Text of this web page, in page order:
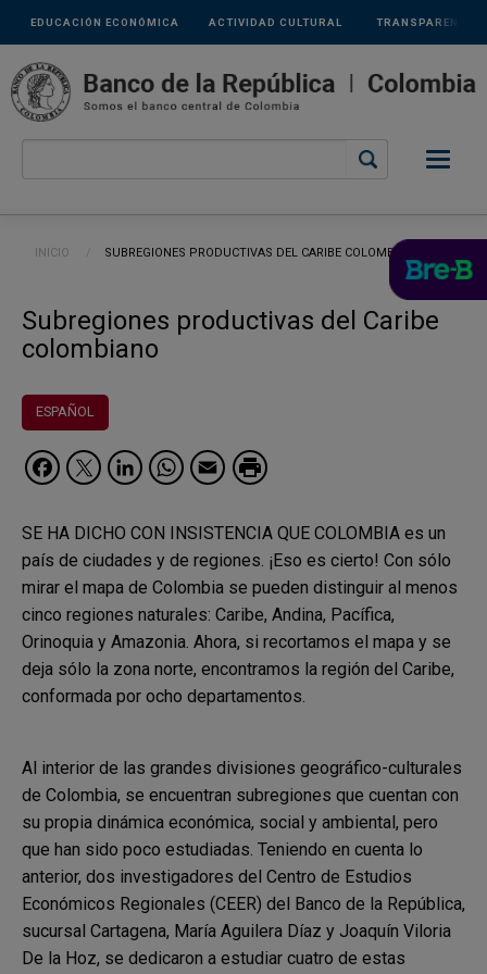
Pasar al contenido principal
Links
secundarios
ACTIVIDAD CULTURAL
EDUCACIÓN ECONÓMICA TRANSPARENCIA
Ruta de navegación
INICIO CURRENT:
SUBREGIONES PRODUCTIVAS DEL CARIBE COLOMBIANO
Subregiones productivas del Caribe
colombiano
ESPAÑOL
Facebook
Twitter
LinkedIn
WhatsApp
Email
SE HA DICHO CON INSISTENCIA QUE COLOMBIA es un
país de ciudades y de regiones. ¡Eso es cierto! Con sólo
mirar el mapa de Colombia se pueden distinguir al menos
cinco regiones naturales: Caribe, Andina, Pacífica,
Orinoquia y Amazonia. Ahora, si recortamos el mapa y se
deja sólo la zona norte, encontramos la región del Caribe,
conformada por ocho departamentos.
Al interior de las grandes divisiones geográfico-culturales
de Colombia, se encuentran subregiones que cuentan con
su propia dinámica económica, social y ambiental, pero
que han sido poco estudiadas. Teniendo en cuenta lo
anterior, dos investigadores del Centro de Estudios
Económicos Regionales (CEER) del Banco de la República,
sucursal Cartagena, María Aguilera Díaz y Joaquín Viloria
De la Hoz, se dedicaron a estudiar cuatro de estas